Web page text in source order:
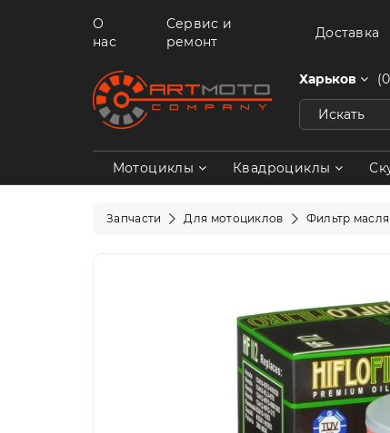
О
нас
Сервис и
ремонт
Доставка
Харьков
Мотоциклы Квадроциклы
Запчасти Для мотоциклов Фильтр